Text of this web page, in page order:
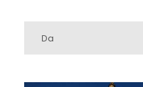
Da